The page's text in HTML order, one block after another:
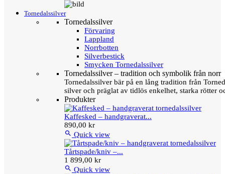
Tornedalssilver
Tornedalssilver
Förvaring
Lappland
Norrbotten
Silverbestick
Smycken Tornedalssilver
Tornedalssilver – tradition och symbolik från norr
Tornedalssilver bär på en lång tradition från
silver och präglat av tidlös enkelhet, starka rötter
Produkter
Kaffesked – handgraverat...
890,00 kr
 Quick view
Tårtspade/kniv –...
1 899,00 kr
 Quick view